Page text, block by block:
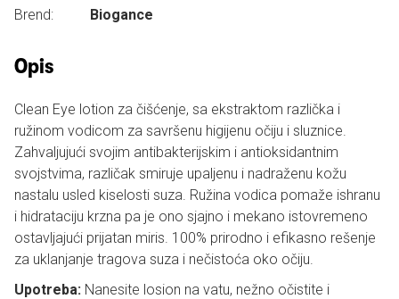
Brend:
Biogance
Opis
Clean Eye lotion za čišćenje, sa ekstraktom različka i
ružinom vodicom za savršenu higijenu očiju i sluznice.
Zahvaljujući svojim antibakterijskim i antioksidantnim
svojstvima, različak smiruje upaljenu i nadraženu kožu
nastalu usled kiselosti suza. Ružina vodica pomaže ishranu
i hidrataciju krzna pa je ono sjajno i mekano istovremeno
ostavljajući prijatan miris. 100% prirodno i efikasno rešenje
za uklanjanje tragova suza i nečistoća oko očiju.
Upotreba: Nanesite losion na vatu, nežno očistite i